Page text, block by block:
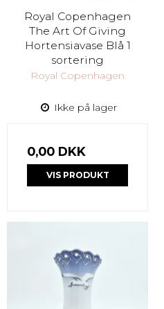
Royal Copenhagen
The Art Of Giving
Hortensiavase Blå 1
sortering
Royal Copenhagen
Ikke på lager
0,00 DKK
VIS PRODUKT